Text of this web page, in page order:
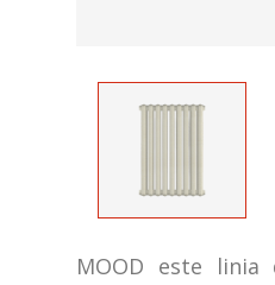
MOOD este linia